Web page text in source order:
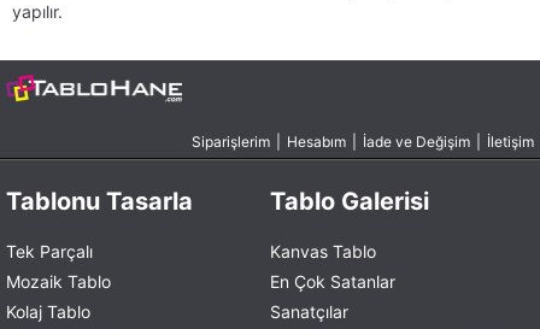
yapılır.
Siparişlerim Hesabım İade ve Değişim İletişim
Tablonu Tasarla
Tek Parçalı
Mozaik Tablo
Kolaj Tablo
Tablo Galerisi
Kanvas Tablo
En Çok Satanlar
Sanatçılar